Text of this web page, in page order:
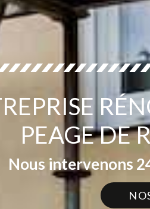
PEAGE DE
Nous intervenons